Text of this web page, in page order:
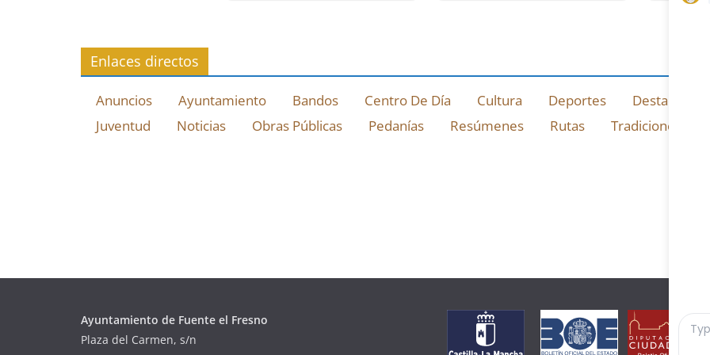
Enlaces directos
Anuncios Ayuntamiento Bandos Centro De Día Cultura Deportes Destacado
Juventud
Noticias Obras Públicas Pedanías Resúmenes Rutas Tradiciones
Ayuntamiento de Fuente el Fresno
Plaza del Carmen, s/n